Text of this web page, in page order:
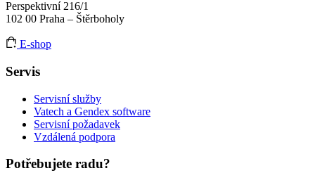
Perspektivní 216/1
102 00 Praha – Štěrboholy
E-shop
Servis
Servisní služby
Vatech a Gendex software
Servisní požadavek
Vzdálená podpora
Potřebujete radu?